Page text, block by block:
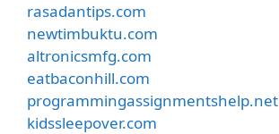
rasadantips.com
newtimbuktu.com
altronicsmfg.com
eatbaconhill.com
programmingassignmentshelp.net
kidssleepover.com